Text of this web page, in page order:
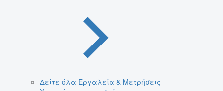
Δείτε όλα Εργαλεία & Μετρήσεις